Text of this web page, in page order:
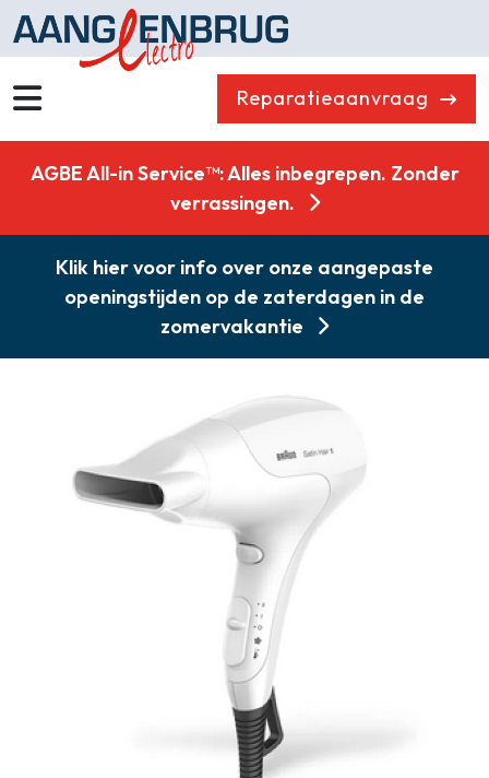
Reparatieaanvraag
Koelen & Vriezen
Koken
Koffiemachines
Professioneel
Stofzuigers
Quooker
Klein huishoudelijk
AGBE All-in Service™: Alles inbegrepen. Zonder
verrassingen.
Klik hier voor info over onze aangepaste
openingstijden op de zaterdagen in de
zomervakantie